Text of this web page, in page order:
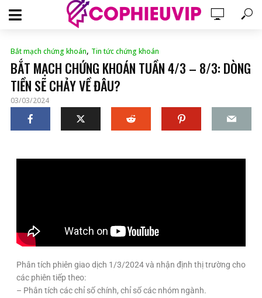
Bắt mạch chứng khoán, Tin tức chứng khoán
BẮT MẠCH CHỨNG KHOÁN TUẦN 4/3 – 8/3: DÒNG
TIỀN SẼ CHẢY VỀ ĐÂU?
03/03/2024
Phân tích phiên giao dịch 1/3/2024 và nhận định thị trường cho
các phiên tiếp theo:
– Phân tích các chỉ số chính, chỉ số các nhóm ngành.